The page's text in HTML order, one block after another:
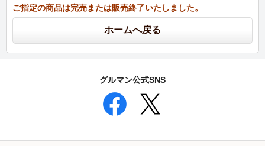
ご指定の商品は完売または販売終了いたしました。
グルマン公式SNS